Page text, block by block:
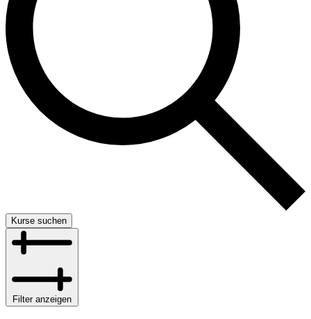
Kurse suchen
Filter anzeigen